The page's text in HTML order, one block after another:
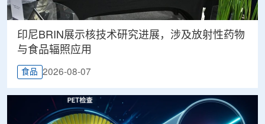
印尼BRIN展示核技术研究进展，涉及放射性药物
与食品辐照应用
食品 2026-08-07